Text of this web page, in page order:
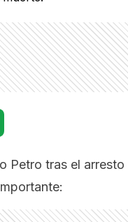
Petro tras el arresto